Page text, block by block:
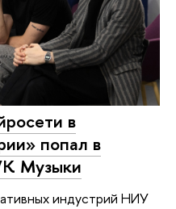
в
попал в
Музыки
индустрий НИУ